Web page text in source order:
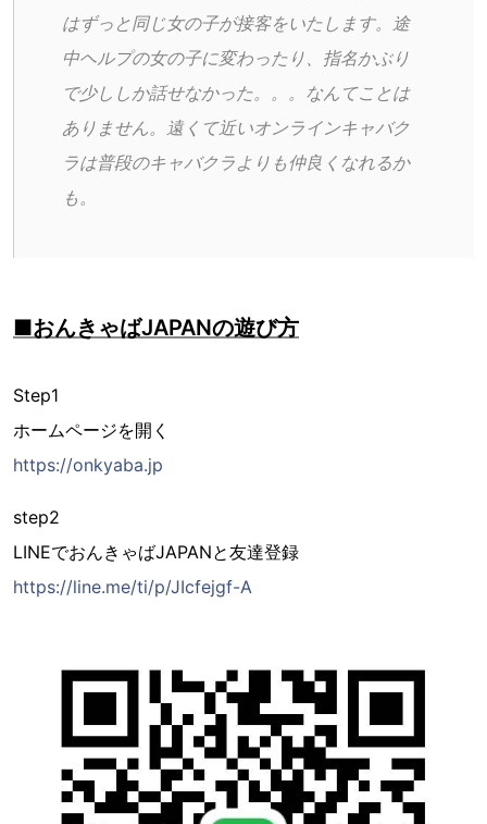
はずっと同じ女の子が接客をいたします。途
中ヘルプの女の子に変わったり、指名かぶり
で少ししか話せなかった。。。なんてことは
ありません。遠くて近いオンラインキャバク
ラは普段のキャバクラよりも仲良くなれるか
も。
■おんきゃばJAPANの遊び方
Step1
ホームページを開く
https://onkyaba.jp
step2
LINEでおんきゃばJAPANと友達登録
https://line.me/ti/p/JIcfejgf-A